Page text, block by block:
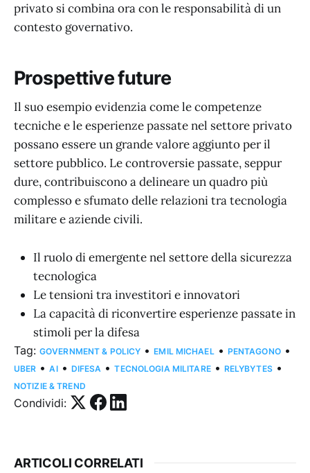
privato si combina ora con le responsabilità di un
contesto governativo.
Prospettive future
Il suo esempio evidenzia come le competenze
tecniche e le esperienze passate nel settore privato
possano essere un grande valore aggiunto per il
settore pubblico. Le controversie passate, seppur
dure, contribuiscono a delineare un quadro più
complesso e sfumato delle relazioni tra tecnologia
militare e aziende civili.
Il ruolo di emergente nel settore della sicurezza
tecnologica
Le tensioni tra investitori e innovatori
La capacità di riconvertire esperienze passate in
stimoli per la difesa
Tag: GOVERNMENT & POLICY • EMIL MICHAEL • PENTAGONO •
UBER • AI • DIFESA • TECNOLOGIA MILITARE • RELYBYTES •
NOTIZIE & TREND
Condividi:
ARTICOLI CORRELATI